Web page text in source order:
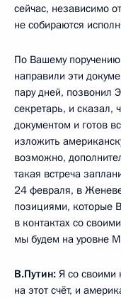
сейчас, независимо
не собираются
По Вашему
направили эти
пару дней, позвонил
секретарь, и сказал,
документом и готов
изложить
возможно,
такая встреча
24 февраля, в
позициями, которые
в контактах со
мы будем на уровне
В.Путин: Я со своими
на этот счёт, и